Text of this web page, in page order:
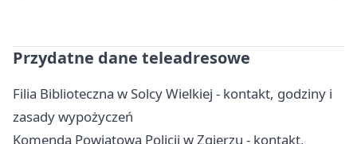
Przydatne dane teleadresowe
Filia Biblioteczna w Solcy Wielkiej - kontakt, godziny i
zasady wypożyczeń
Komenda Powiatowa Policji w Zgierzu - kontakt,